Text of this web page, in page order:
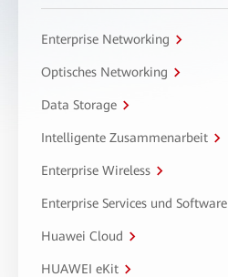
Enterprise Networking
Optisches Networking
Data Storage
Intelligente Zusammenarbeit
Enterprise Wireless
Enterprise Services und Software
Huawei Cloud
HUAWEI eKit